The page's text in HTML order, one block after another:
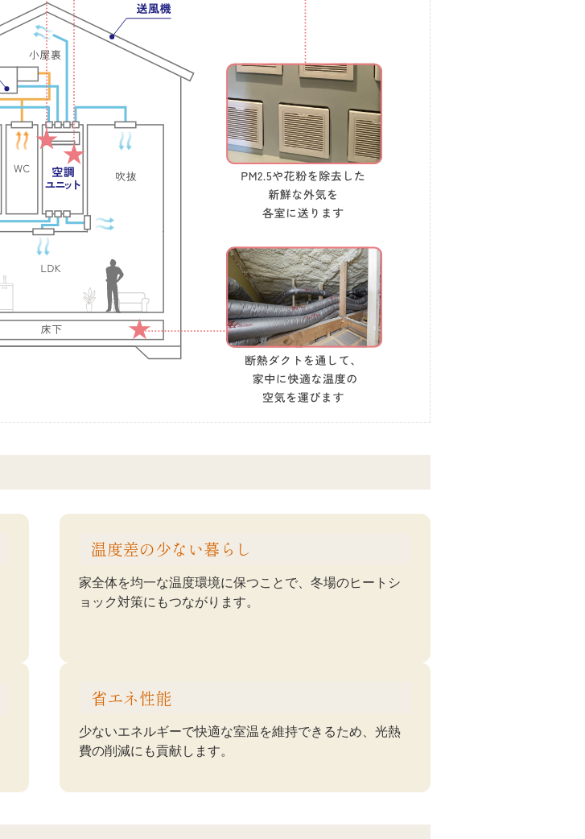
温度差の少ない暮らし
家全体を均一な温度環境に保つことで、冬場のヒートシ
ョック対策にもつながります。
省エネ性能
少ないエネルギーで快適な室温を維持できるため、光熱
費の削減にも貢献します。